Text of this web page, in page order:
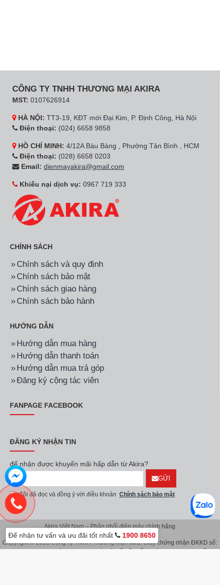
CÔNG TY TNHH THƯƠNG MẠI AKIRA
MST: 0107626914
HÀ NỘI: TT3-19, KĐT mới Đại Kim, P. Định Công, Hà Nội
Điện thoại: (024) 6658 9858
HỒ CHÍ MINH: 4/12A Bàu Bàng , Phường Tân Bình , HCM
Điện thoại: (028) 6658 0203
Email: dienmayakira@gmail.com
Khiếu nại dịch vụ: 0967 719 333
CHÍNH SÁCH
Chính sách và quy định
Chính sách bảo mật
Chính sách giao hàng
Chính sách bảo hành
HƯỚNG DẪN
Hướng dẫn mua hàng
Hướng dẫn thanh toán
Hướng dẫn mua trả góp
Đăng ký cộng tác viên
FANPAGE FACEBOOK
ĐĂNG KÝ NHẬN TIN
để nhận được khuyến mãi hấp dẫn từ Akira?
GỬI
Tôi đã đọc và đồng ý với điều khoản Chính sách bảo mật
Akira Việt Nam – Phân phối điện máy chính hãng
Copyright © 2018 Công Ty TNHH Thương Mại Akira. Giấy chứng nhận ĐKKD số:
Để nhận tư vấn và ưu đãi tốt nhất 1900 8650